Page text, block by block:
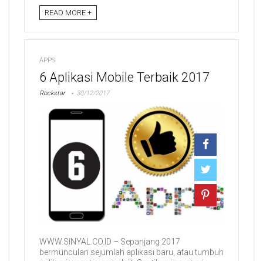
READ MORE +
APPS
6 Aplikasi Mobile Terbaik 2017
Rockstar 30/12/2017
WWW.SINYAL.CO.ID – Sepanjang 2017
bermunculan sejumlah aplikasi baru, atau tumbuh